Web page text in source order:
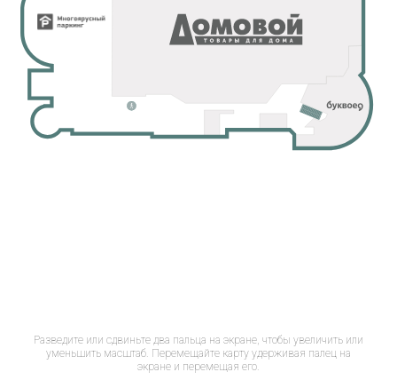
Разведите или сдвиньте два пальца на экране, чтобы увеличить или
уменьшить масштаб. Перемещайте карту удерживая палец на
экране и перемещая его.